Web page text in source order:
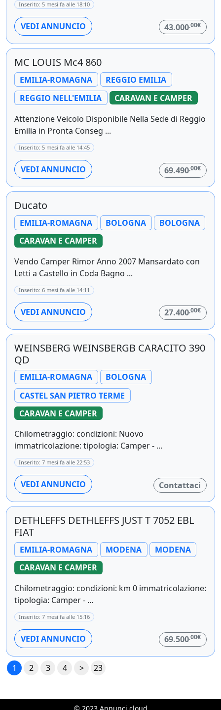
Inserito: 5 mesi fa alle 18:10
VEDI ANNUNCIO 43.000,00€
MC LOUIS Mc4 860
EMILIA-ROMAGNA
REGGIO EMILIA
REGGIO NELL'EMILIA
CARAVAN E CAMPER
Attenzione Veicolo Disponibile Nella Sede di Reggio
Emilia in Pronta Conseg ...
Inserito: 5 mesi fa alle 14:45
VEDI ANNUNCIO 69.490,00€
Ducato
EMILIA-ROMAGNA BOLOGNA
BOLOGNA
CARAVAN E CAMPER
Vendo Camper Rimor Anno 2007 Mansardato con
Letti a Castello in Coda Bagno ...
Inserito: 6 mesi fa alle 14:11
VEDI ANNUNCIO 27.400,00€
WEINSBERG WEINSBERGB CARACITO 390
QD
EMILIA-ROMAGNA
BOLOGNA
CASTEL SAN PIETRO TERME
CARAVAN E CAMPER
Chilometraggio: condizioni: Nuovo
immatricolazione: tipologia: Camper - ...
Inserito: 7 mesi fa alle 22:53
VEDI ANNUNCIO Contattaci
DETHLEFFS DETHLEFFS JUST T 7052 EBL
FIAT
EMILIA-ROMAGNA MODENA
MODENA
CARAVAN E CAMPER
Chilometraggio: condizioni: km 0 immatricolazione:
tipologia: Camper - ...
Inserito: 7 mesi fa alle 15:16
VEDI ANNUNCIO 69.500,00€
1 2 3 4 > 23